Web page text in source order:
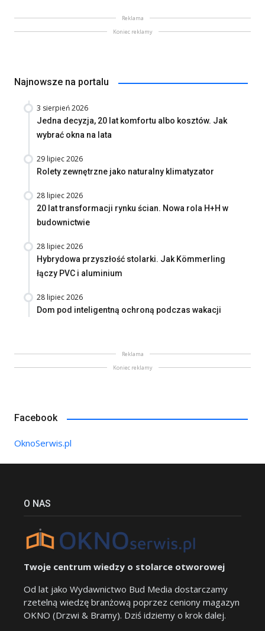
Reklama
Koniec reklamy
Najnowsze na portalu
3 sierpień 2026
Jedna decyzja, 20 lat komfortu albo kosztów. Jak
wybrać okna na lata
29 lipiec 2026
Rolety zewnętrzne jako naturalny klimatyzator
28 lipiec 2026
20 lat transformacji rynku ścian. Nowa rola H+H w
budownictwie
28 lipiec 2026
Hybrydowa przyszłość stolarki. Jak Kömmerling
łączy PVC i aluminium
28 lipiec 2026
Dom pod inteligentną ochroną podczas wakacji
Reklama
Koniec reklamy
Facebook
OknoSerwis.pl
O NAS
Twoje centrum wiedzy o stolarce otworowej
Od lat jako Wydawnictwo Bud Media dostarczamy
rzetelną wiedzę branżową poprzez ceniony magazyn
OKNO (Drzwi & Bramy). Dziś idziemy o krok dalej.